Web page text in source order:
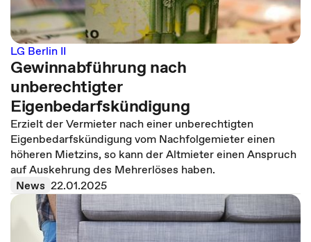
LG Berlin II
Gewinnabführung nach
unberechtigter
Eigenbedarfskündigung
Erzielt der Vermieter nach einer unberechtigten
Eigenbedarfskündigung vom Nachfolgemieter einen
höheren Mietzins, so kann der Altmieter einen Anspruch
auf Auskehrung des Mehrerlöses haben.
News 22.01.2025